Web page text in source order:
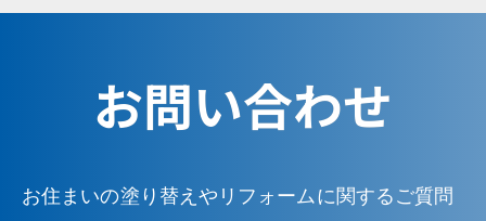
お問い合わせ
お住まいの塗り替えやリフォームに関するご質問